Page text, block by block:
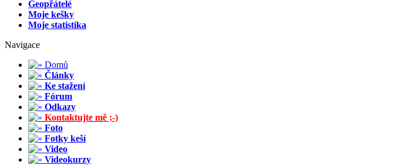
Geopřátelé
Moje kešky
Moje statistika
Navigace
Domů
Články
Ke stažení
Fórum
Odkazy
Kontaktujte mě ;-)
Foto
Fotky keší
Video
Videokurzy